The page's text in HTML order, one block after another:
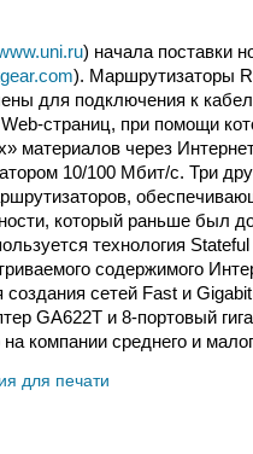
) начала поставки
). Маршрутизаторы
для подключения к
страниц, при помощи
материалов через
10/100 Мбит/с. Три
который раньше был
технология
содержимого
сетей Fast и
GA622T и 8-портовый
компании среднего и
для печати